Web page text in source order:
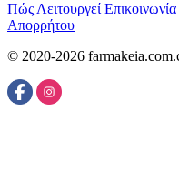
Πώς Λειτουργεί Επικοινωνία
Απορρήτου
© 2020-2026